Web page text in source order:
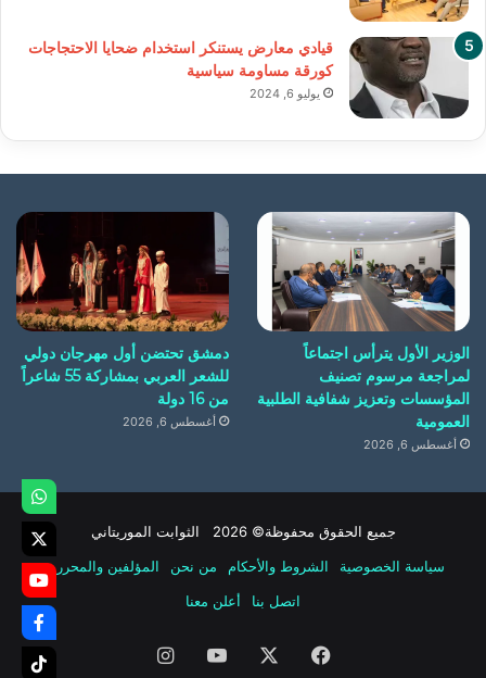
قيادي معارض يستنكر استخدام ضحايا الاحتجاجات
كورقة مساومة سياسية
يوليو 6, 2024
الوزير الأول يترأس اجتماعاً
لمراجعة مرسوم تصنيف
المؤسسات وتعزيز شفافية الطلبية
العمومية
أغسطس 6, 2026
دمشق تحتضن أول مهرجان دولي
للشعر العربي بمشاركة 55 شاعراً
من 16 دولة
أغسطس 6, 2026
جميع الحقوق محفوظة© 2026 الثوابت الموريتاني
سياسة الخصوصية
الشروط والأحكام من نحن
المؤلفين والمحررين
اتصل بنا
أعلن معنا
فيسبوك ‫YouTubeانستقرام